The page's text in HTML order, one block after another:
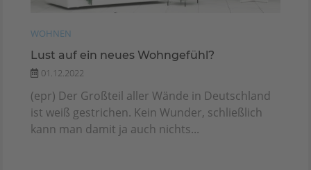
WOHNEN
Lust auf ein neues Wohngefühl?
01.12.2022
(epr) Der Großteil aller Wände in Deutschland
ist weiß gestrichen. Kein Wunder, schließlich
kann man damit ja auch nichts...